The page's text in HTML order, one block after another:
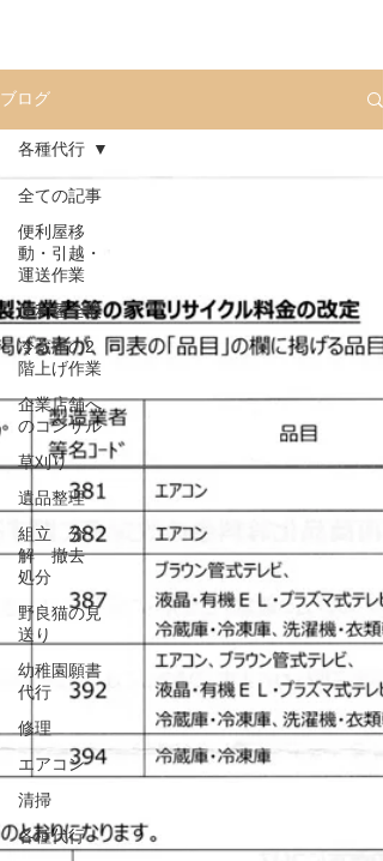
ブログ
全ての記事
便利屋移
動・引越・
運送作業
便利屋全般
冷蔵庫の2
階上げ作業
企業店舗へ
のコンサル
草刈り
遺品整理
組立 分
解 撤去
処分
野良猫の見
送り
幼稚園願書
代行
修理
エアコン
清掃
各種代行
各種代行